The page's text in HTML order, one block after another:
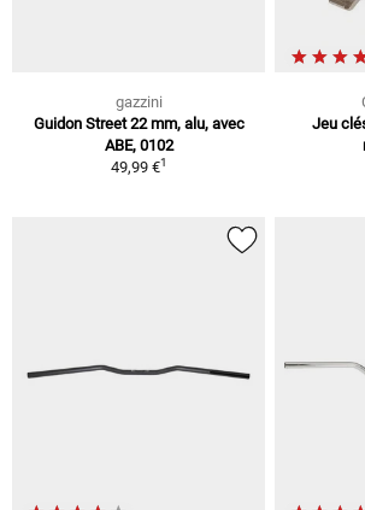
gazzini
Guidon Street 22 mm, alu, avec
ABE, 0102
49,99 €1
Jeu